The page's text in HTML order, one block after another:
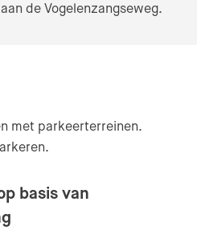
de Vogelenzangseweg.
met parkeerterreinen.
basis van